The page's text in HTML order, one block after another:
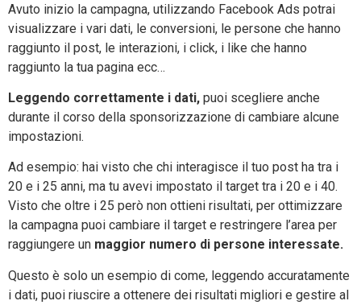
Avuto inizio la campagna, utilizzando Facebook Ads potrai
visualizzare i vari dati, le conversioni, le persone che hanno
raggiunto il post, le interazioni, i click, i like che hanno
raggiunto la tua pagina ecc…
Leggendo correttamente i dati, puoi scegliere anche
durante il corso della sponsorizzazione di cambiare alcune
impostazioni.
Ad esempio: hai visto che chi interagisce il tuo post ha tra i
20 e i 25 anni, ma tu avevi impostato il target tra i 20 e i 40.
Visto che oltre i 25 però non ottieni risultati, per ottimizzare
la campagna puoi cambiare il target e restringere l’area per
raggiungere un maggior numero di persone interessate.
Questo è solo un esempio di come, leggendo accuratamente
i dati, puoi riuscire a ottenere dei risultati migliori e gestire al